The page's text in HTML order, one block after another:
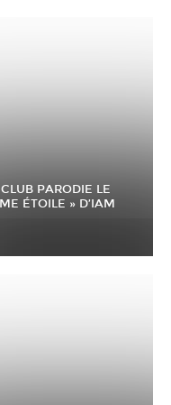
PARODIE LE
ÉTOILE » D’IAM